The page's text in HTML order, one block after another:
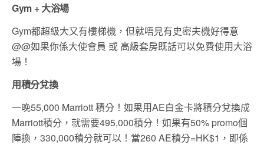
Gym + 大浴場
Gym都超級大又有樓梯機，但就唔見有史密夫機好得意
@@如果你係大使會員 或 高級套房既話可以免費使用大浴
場！
用積分兌換
一晚55,000 Marriott 積分！如果用AE白金卡將積分兌換成
Marriott積分，就需要495,000積分！如果有50% promo個
陣換，330,000積分就可以！當260 AE積分=HK$1，即係